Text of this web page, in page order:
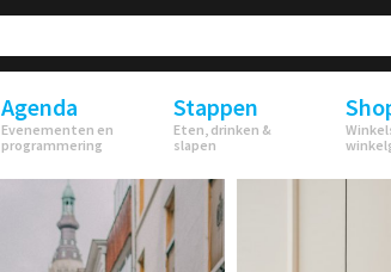
Agenda
Evenementen en
programmering
Stappen
Eten, drinken &
slapen